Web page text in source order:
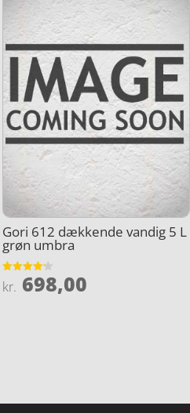
Gori 612 dækkende vandig 5 L
grøn umbra
Vurderet
4.1
kr. 698,00